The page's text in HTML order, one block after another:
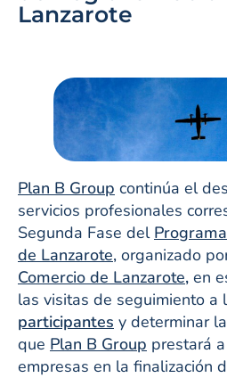
Lanzarote
Plan B Group continúa el
servicios profesionales
Segunda Fase del
de Lanzarote, organizado
Comercio de Lanzarote, en
las visitas de seguimiento a
participantes y determinar
que Plan B Group prestará
empresas en la finalización